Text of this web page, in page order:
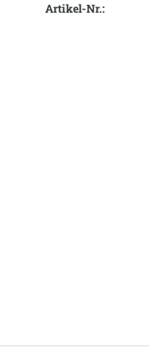
Artikel-Nr.: